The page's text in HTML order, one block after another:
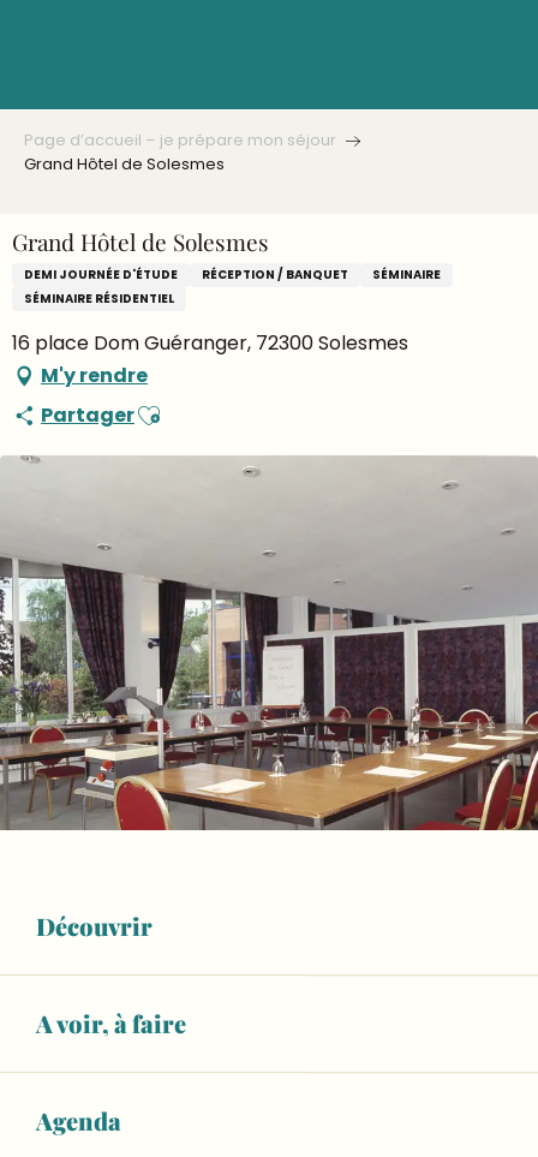
Découvrir
A voir, à faire
Agenda
Page d’accueil – je prépare mon séjour
Grand Hôtel de Solesmes
Grand Hôtel de Solesmes
DEMI JOURNÉE D'ÉTUDE RÉCEPTION / BANQUET
SÉMINAIRE
SÉMINAIRE RÉSIDENTIEL
16 place Dom Guéranger, 72300 Solesmes
M'y rendre
PartagerAjouter aux favoris
Ouverture et coordonnées